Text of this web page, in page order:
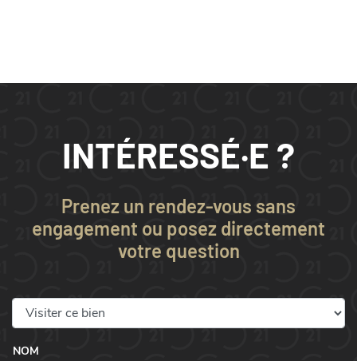
INTÉRESSÉ·E ?
Prenez un rendez-vous sans
engagement ou posez directement
votre question
NOM